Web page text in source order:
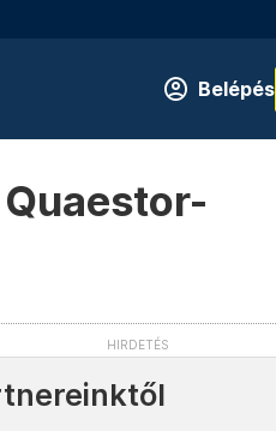
Belépés